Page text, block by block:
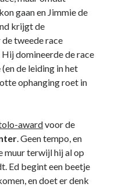
gaan en Jimmie de
krijgt de
tweede race
Hij domineerde de race
de leiding in het
ophanging roet in
awardvoor de
. Geen tempo, en
muur terwijl hij al op
Ed begint een beetje
en doet er denk